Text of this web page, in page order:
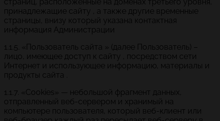
принадлежащие сайту , а также другие временные
страницы, внизу который указана контактная
информация Администрации
1.1.5. «Пользователь сайта » (далее Пользователь) –
лицо, имеющее доступ к сайту , посредством сети
Интернет и использующее информацию, материалы и
продукты сайта .
1.1.7. «Cookies» — небольшой фрагмент данных,
отправленный веб-сервером и хранимый на
компьютере пользователя, который веб-клиент или